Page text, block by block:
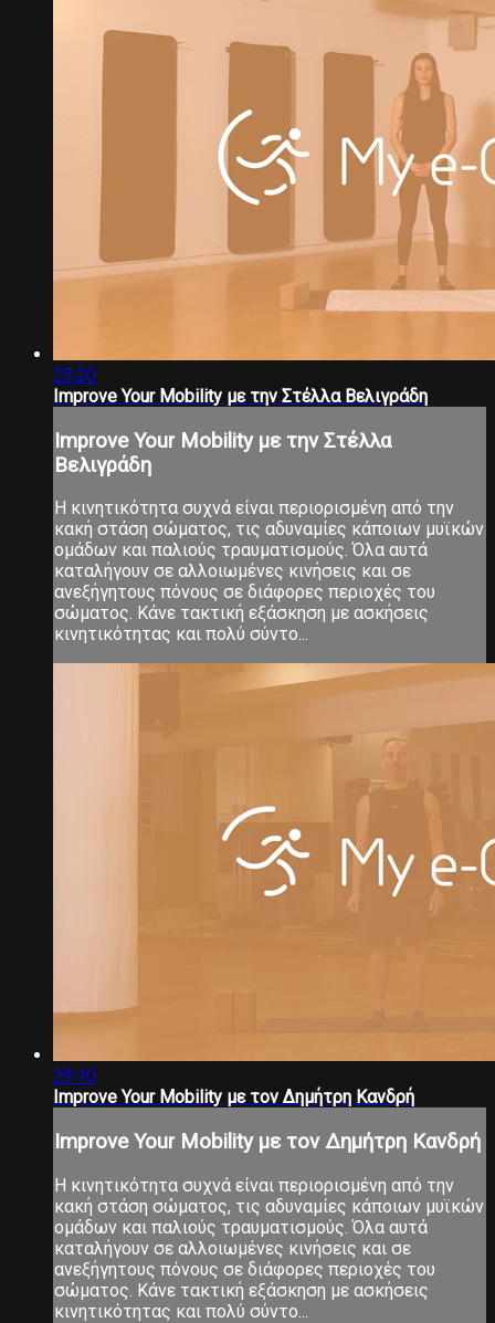
25:20
Improve Your Mobility με την Στέλλα Βελιγράδη
Improve Your Mobility με την Στέλλα
Βελιγράδη
Η κινητικότητα συχνά είναι περιορισμένη από την
κακή στάση σώματος, τις αδυναμίες κάποιων μυϊκών
ομάδων και παλιούς τραυματισμούς. Όλα αυτά
καταλήγουν σε αλλοιωμένες κινήσεις και σε
ανεξήγητους πόνους σε διάφορες περιοχές του
σώματος. Κάνε τακτική εξάσκηση με ασκήσεις
κινητικότητας και πολύ σύντο...
29:10
Improve Your Mobility με τον Δημήτρη Κανδρή
Improve Your Mobility με τον Δημήτρη Κανδρή
Η κινητικότητα συχνά είναι περιορισμένη από την
κακή στάση σώματος, τις αδυναμίες κάποιων μυϊκών
ομάδων και παλιούς τραυματισμούς. Όλα αυτά
καταλήγουν σε αλλοιωμένες κινήσεις και σε
ανεξήγητους πόνους σε διάφορες περιοχές του
σώματος. Κάνε τακτική εξάσκηση με ασκήσεις
κινητικότητας και πολύ σύντο...